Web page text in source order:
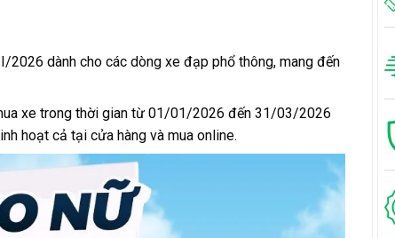
2026 dành cho các dòng xe đạp phổ thông, mang đến
xe trong thời gian từ 01/01/2026 đến 31/03/2026
hoạt cả tại cửa hàng và mua online.